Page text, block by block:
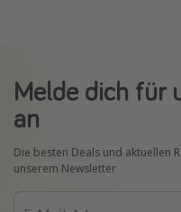
Melde dich für
an
Die besten Deals und aktuellen
unserem Newsletter